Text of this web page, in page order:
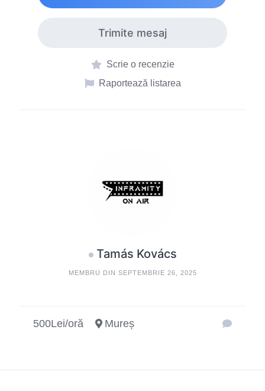
Trimite mesaj
Scrie o recenzie
Raportează listarea
Tamás Kovács
MEMBRU DIN SEPTEMBRIE 26, 2025
500Lei/oră Mureș